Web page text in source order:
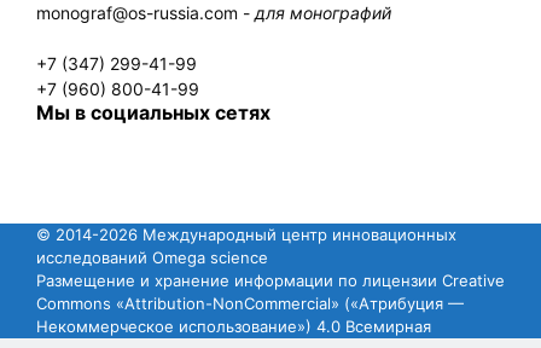
monograf@os-russia.com - для монографий
+7 (347) 299-41-99
+7 (960) 800-41-99
Мы в социальных сетях
© 2014-2026 Международный центр инновационных
исследований Omega science
Размещение и хранение информации по лицензии Creative
Commons «Attribution-NonCommercial» («Атрибуция —
Некоммерческое использование») 4.0 Всемирная